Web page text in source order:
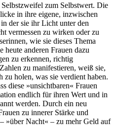
zum Selbstwert. Die
in ihre eigene, inzwischen
der sie ihr Licht unter den
vermessen zu wirken oder zu
wie sie dieses Thema
heute anderen Frauen dazu
zu erkennen, richtig
zu manifestieren, weiß sie,
zu holen, was sie verdient haben.
diese »unsichtbaren« Frauen
endlich für ihren Wert und in
werden. Durch ein neu
zu innerer Stärke und
»über Nacht« – zu mehr Geld auf